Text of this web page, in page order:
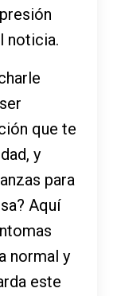
noticia.
que te
y
para
Aquí
normal y
este